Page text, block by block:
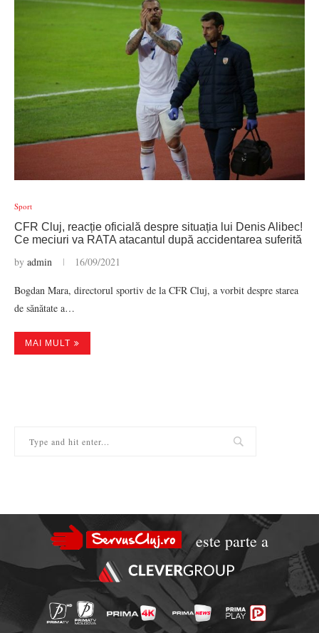
Sport
CFR Cluj, reacție oficială despre situația lui Denis Alibec!
Ce meciuri va RATA atacantul după accidentarea suferită
by admin 16/09/2021
Bogdan Mara, directorul sportiv de la CFR Cluj, a vorbit despre starea
de sănătate a…
MAI MULT
este parte a